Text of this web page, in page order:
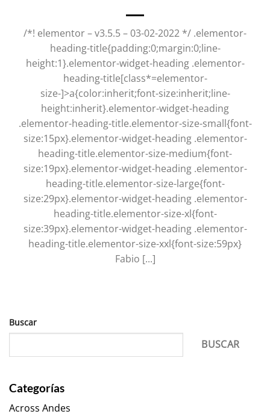
/*! elementor – v3.5.5 – 03-02-2022 */ .elementor-
heading-title{padding:0;margin:0;line-
height:1}.elementor-widget-heading .elementor-
heading-title[class*=elementor-
size-]>a{color:inherit;font-size:inherit;line-
height:inherit}.elementor-widget-heading
.elementor-heading-title.elementor-size-small{font-
size:15px}.elementor-widget-heading .elementor-
heading-title.elementor-size-medium{font-
size:19px}.elementor-widget-heading .elementor-
heading-title.elementor-size-large{font-
size:29px}.elementor-widget-heading .elementor-
heading-title.elementor-size-xl{font-
size:39px}.elementor-widget-heading .elementor-
heading-title.elementor-size-xxl{font-size:59px}
Fabio [...]
Buscar
BUSCAR
Categorías
Across Andes